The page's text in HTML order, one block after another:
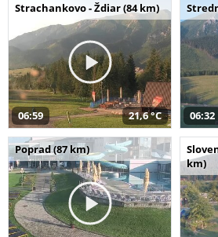
Strachankovo - Ždiar (84 km)
06:59 21,6 °C 06:32
Poprad (87 km)
km)